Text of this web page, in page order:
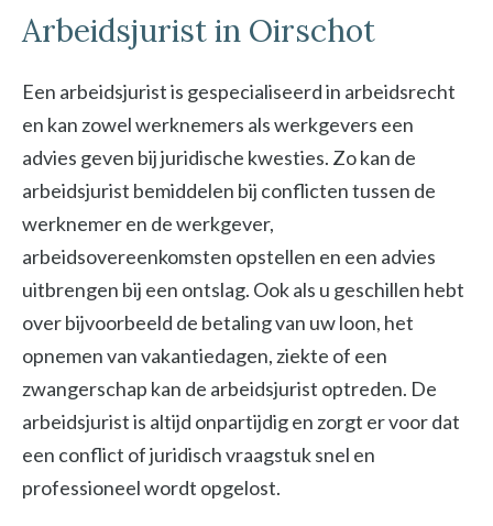
Arbeidsjurist in Oirschot
Een arbeidsjurist is gespecialiseerd in arbeidsrecht
en kan zowel werknemers als werkgevers een
advies geven bij juridische kwesties. Zo kan de
arbeidsjurist bemiddelen bij conflicten tussen de
werknemer en de werkgever,
arbeidsovereenkomsten opstellen en een advies
uitbrengen bij een ontslag. Ook als u geschillen hebt
over bijvoorbeeld de betaling van uw loon, het
opnemen van vakantiedagen, ziekte of een
zwangerschap kan de arbeidsjurist optreden. De
arbeidsjurist is altijd onpartijdig en zorgt er voor dat
een conflict of juridisch vraagstuk snel en
professioneel wordt opgelost.